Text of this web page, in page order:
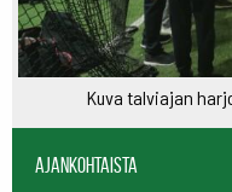
Kuva talviajan
Ajankohtaista